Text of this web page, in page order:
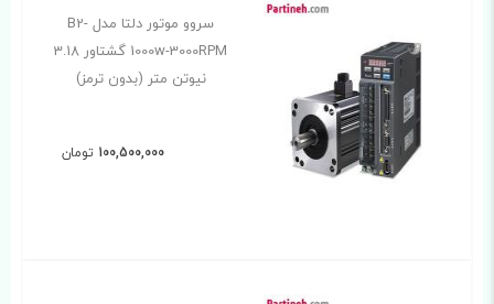
سروو موتور دلتا مدل B2-
1000w-3000RPM گشتاور 3.18
نیوتن متر (بدون ترمز)
100,500,000 تومان